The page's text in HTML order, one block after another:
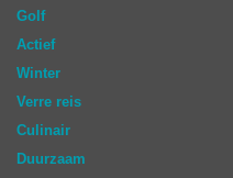
Golf
Actief
Winter
Verre reis
Culinair
Duurzaam